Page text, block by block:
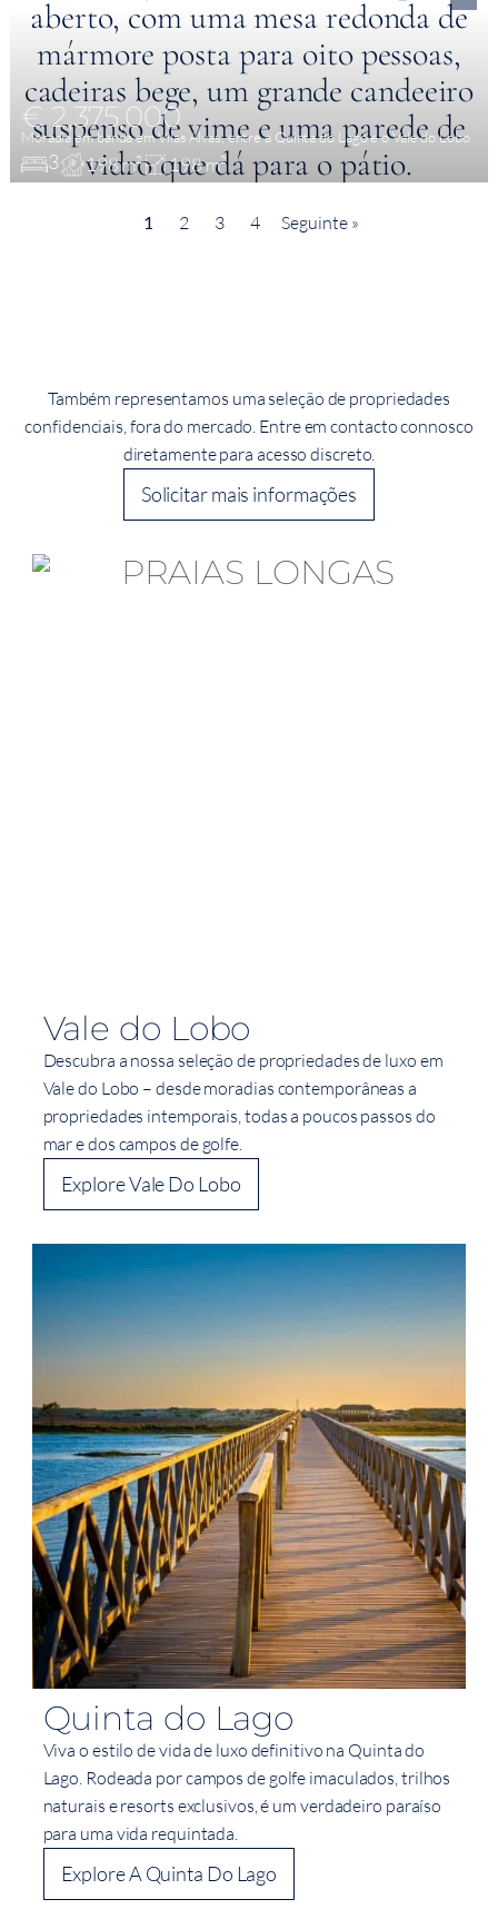
€ 2,375,000
Moradia em banda em Vilas Alvas, entre a Quinta do Lago e o Vale do Lobo
3 198 m² 198 m²
1 2 3 4 Seguinte »
Também representamos uma seleção de propriedades
confidenciais, fora do mercado. Entre em contacto connosco
diretamente para acesso discreto.
Solicitar mais informações
Vale do Lobo
Descubra a nossa seleção de propriedades de luxo em
Vale do Lobo – desde moradias contemporâneas a
propriedades intemporais, todas a poucos passos do
mar e dos campos de golfe.
Explore Vale Do Lobo
Quinta do Lago
Viva o estilo de vida de luxo definitivo na Quinta do
Lago. Rodeada por campos de golfe imaculados, trilhos
naturais e resorts exclusivos, é um verdadeiro paraíso
para uma vida requintada.
Explore A Quinta Do Lago